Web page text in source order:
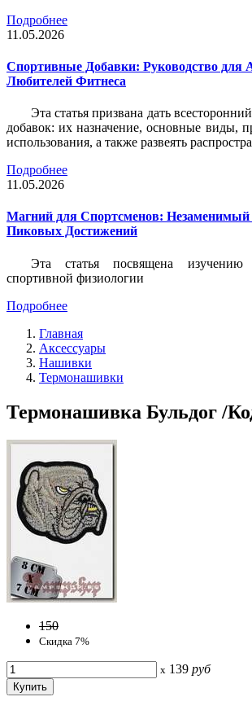
Подробнее
11.05.2026
Спортивные Добавки: Руководство для
Любителей Фитнеса
Эта статья призвана дать
добавок: их назначение, основные виды,
использования, а также развеять
Подробнее
11.05.2026
Магний для Спортсменов:
Пиковых Достижений
Эта статья посвящена
спортивной физиологии
Подробнее
Главная
Аксессуары
Нашивки
Термонашивки
Термонашивка Бульдог /
150
Скидка 7%
x 139 руб